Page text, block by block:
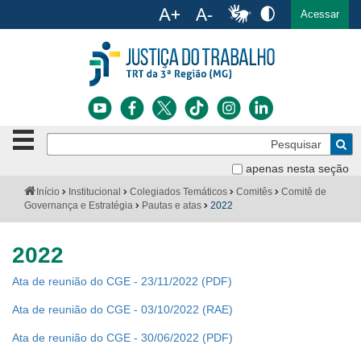
Ir para o menu Ir para a busca Ir para o rodapé
Acessar
apenas nesta seção
Botão
de
clique
ou
fechar
o
Notícias
Serviços
Jurisprudência
Transparência
Você
está
Início Institucional Colegiados Temáticos Comitês
Comitê de
Governança e Estratégia
Pautas e atas 2022
2022
Ata de reunião do CGE - 23/11/2022
Ata de reunião do CGE - 03/10/2022 (RAE)
Ata de reunião do CGE - 30/06/2022